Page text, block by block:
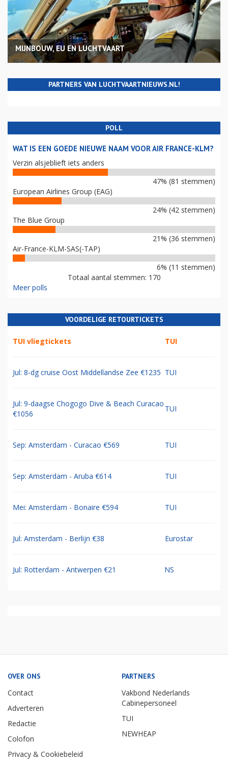
MIJNBOUW, EU EN LUCHTVAART
PARTNERS VAN LUCHTVAARTNIEUWS.NL!
POLL
WAT IS EEN GOEDE NIEUWE NAAM VOOR AIR FRANCE-KLM?
Verzin alsjeblieft iets anders
47% (81 stemmen)
European Airlines Group (EAG)
24% (42 stemmen)
The Blue Group
21% (36 stemmen)
Air-France-KLM-SAS(-TAP)
6% (11 stemmen)
Totaal aantal stemmen: 170
Meer polls
VOORDELIGE RETOURTICKETS
TUI vliegtickets TUI
Jul: 8-dg cruise Oost Middellandse Zee €1235 TUI
Jul: 9-daagse Chogogo Dive & Beach Curacao
€1056
TUI
Sep: Amsterdam - Curacao €569 TUI
Sep: Amsterdam - Aruba €614 TUI
Mei: Amsterdam - Bonaire €594 TUI
Jul: Amsterdam - Berlijn €38 Eurostar
Jul: Rotterdam - Antwerpen €21 NS
OVER ONS
Contact
Adverteren
Redactie
Colofon
Privacy & Cookiebeleid
PARTNERS
Vakbond Nederlands
Cabinepersoneel
TUI
NEWHEAP